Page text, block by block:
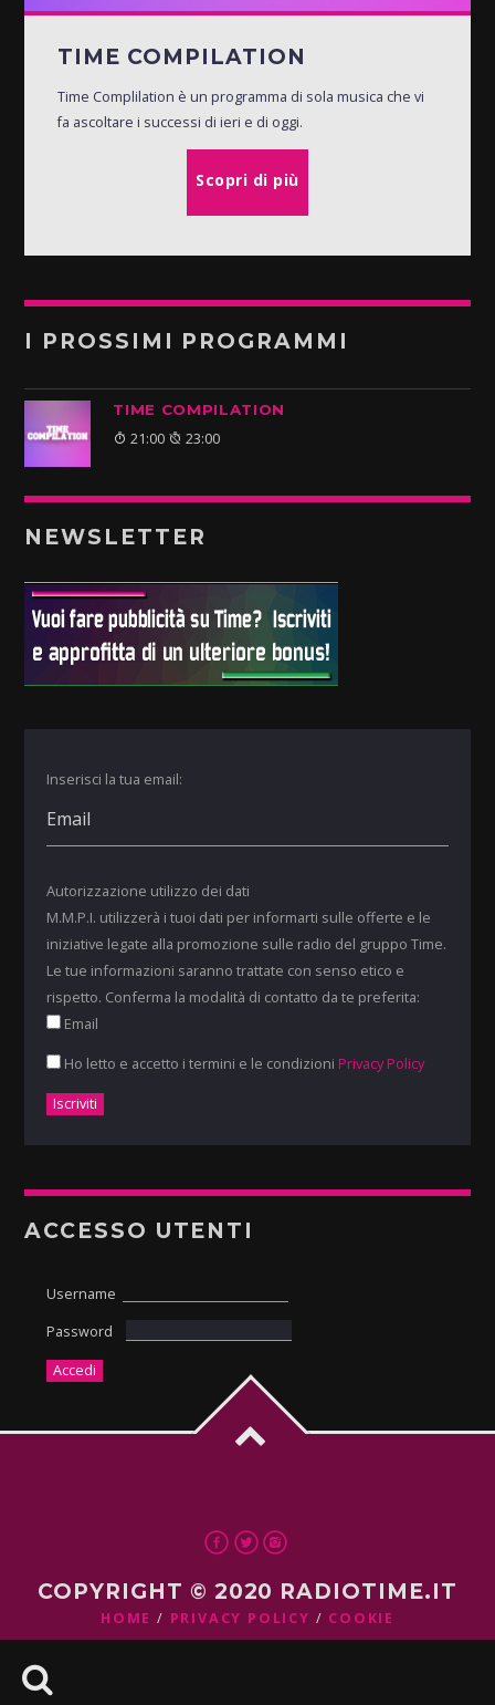
TIME COMPILATION
Time Complilation è un programma di sola musica che vi
fa ascoltare i successi di ieri e di oggi.
Scopri di più
I PROSSIMI PROGRAMMI
TIME COMPILATION
21:00 23:00
NEWSLETTER
Inserisci la tua email:
Autorizzazione utilizzo dei dati
M.M.P.I. utilizzerà i tuoi dati per informarti sulle offerte e le
iniziative legate alla promozione sulle radio del gruppo Time.
Le tue informazioni saranno trattate con senso etico e
rispetto. Conferma la modalità di contatto da te preferita:
Email
Ho letto e accetto i termini e le condizioni Privacy Policy
ACCESSO UTENTI
Username
Password
COPYRIGHT © 2020 RADIOTIME.IT
HOME PRIVACY POLICY COOKIE